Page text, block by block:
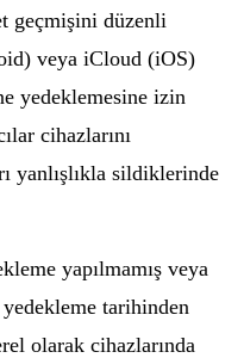
geçmişini düzenli
veya iCloud (iOS)
yedeklemesine izin
cihazlarını
yanlışlıkla sildiklerinde
yapılmamış veya
tarihinden
olarak cihazlarında